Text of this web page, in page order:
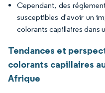
Cependant, des
susceptibles d'avoir un
colorants capillaires dans
Tendances et
colorants capillaires
Afrique